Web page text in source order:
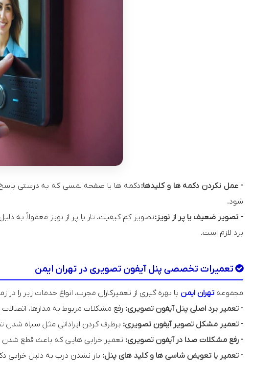
- عمل نکردن دکمه ها و کلیدها:دکمه ها یا صفحه لمسی که به درستی پاسخ
شود.
- تصویر ضعیف یا پر از نویز:تصویر کم کیفیت، تار یا پر از نویز معمولاً به
برد لازم است.
تعمیرات تخصصی پنل آیفون تصویری در تهران ایمن
مجموعهتهران ایمن با بهره گیری از تعمیرکاران مجرب، انواع خدمات زیر را
- تعمیر برد اصلی پنل آیفون تصویری: رفع مشکلات مربوط به مدارها،
- تعمیر مشکل تصویر آیفون تصویری: برطرف کردن ایراداتی مثل سیاه شدن
- رفع مشکلات صدا در آیفون تصویری: تعمیر خرابی هایی که باعث قطع
- تعمیر یا تعویض شاسی ها و کلید های پنل: باز نشدن درب به دلیل